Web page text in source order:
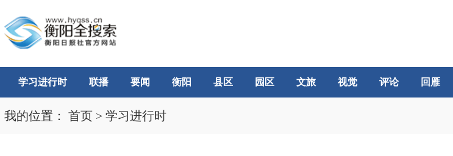
学习进行时 联播 要闻 衡阳 县区 园区 文旅 视觉 评论 回雁
我的位置： 首页 > 学习进行时